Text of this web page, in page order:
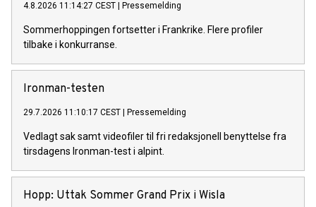
4.8.2026 11:14:27 CEST Pressemelding
Sommerhoppingen fortsetter i Frankrike. Flere profiler
tilbake i konkurranse.
Ironman-testen
29.7.2026 11:10:17 CEST Pressemelding
Vedlagt sak samt videofiler til fri redaksjonell benyttelse fra
tirsdagens Ironman-test i alpint.
Hopp: Uttak Sommer Grand Prix i Wisla